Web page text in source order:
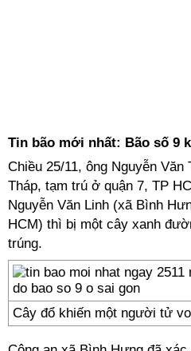
Tin bão mới nhất: Bão số 9
Chiều 25/11, ông Nguyễn
Tháp, tạm trú ở quận 7, TP
Nguyễn Văn Linh (xã Bình
HCM) thì bị một cây xanh
trúng.
Cây đổ khiến một người tử